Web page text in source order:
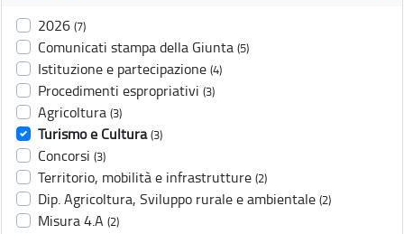
2026 (7)
Comunicati stampa della Giunta (5)
Istituzione e partecipazione (4)
Procedimenti espropriativi (3)
Agricoltura (3)
Turismo e Cultura (3)
Concorsi (3)
Territorio, mobilità e infrastrutture (2)
Dip. Agricoltura, Sviluppo rurale e ambientale (2)
Misura 4.A (2)